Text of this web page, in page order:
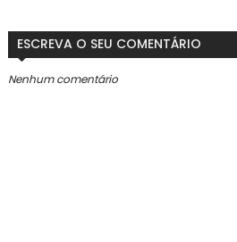
ESCREVA O SEU COMENTÁRIO
Nenhum comentário